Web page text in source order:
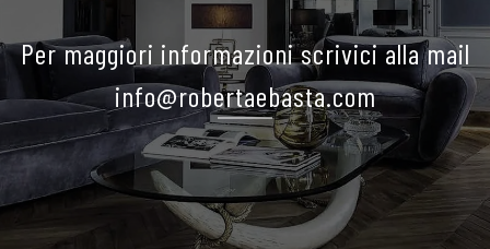
Per maggiori informazioni scrivici alla mail
info@robertaebasta.com